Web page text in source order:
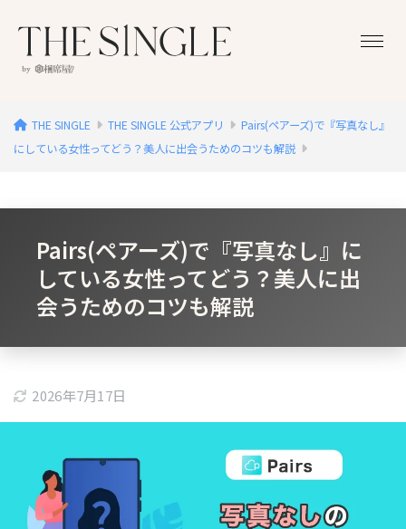
THE SINGLE THE SINGLE 公式アプリ
Pairs(ペアーズ)で『写真なし』
にしている女性ってどう？美人に出会うためのコツも解説
Pairs(ペアーズ)で『写真なし』に
している女性ってどう？美人に出
会うためのコツも解説
2026年7月17日